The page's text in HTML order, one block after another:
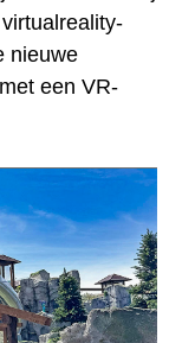
nieuwe
een VR-